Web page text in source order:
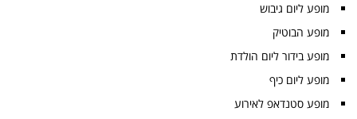
מופע ליום גיבוש
מופע הבוטיק
מופע בידור ליום הולדת
מופע ליום כיף
מופע סטנדאפ לאירוע